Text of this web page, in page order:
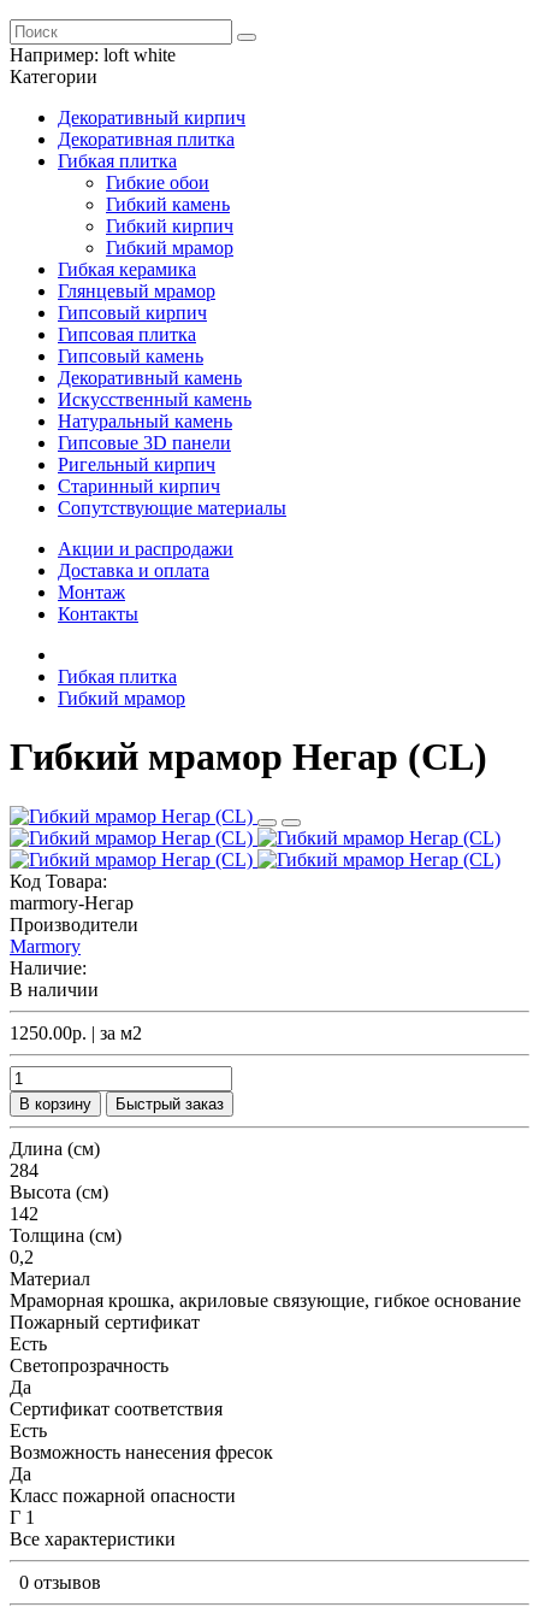
Например: loft white
Категории
Декоративный кирпич
Декоративная плитка
Гибкая плитка
Гибкие обои
Гибкий камень
Гибкий кирпич
Гибкий мрамор
Гибкая керамика
Глянцевый мрамор
Гипсовый кирпич
Гипсовая плитка
Гипсовый камень
Декоративный камень
Искусственный камень
Натуральный камень
Гипсовые 3D панели
Ригельный кирпич
Старинный кирпич
Сопутствующие материалы
Акции и распродажи
Доставка и оплата
Монтаж
Контакты
Гибкая плитка
Гибкий мрамор
Гибкий мрамор Негар (CL)
Код Товара:
marmory-Негар
Производители
Marmory
Наличие:
В наличии
1250.00р. | за м2
В корзину Быстрый заказ
Длина (см)
284
Высота (см)
142
Толщина (см)
0,2
Материал
Мраморная крошка, акриловые связующие, гибкое основание
Пожарный сертификат
Есть
Светопрозрачность
Да
Сертификат соответствия
Есть
Возможность нанесения фресок
Да
Класс пожарной опасности
Г 1
Все характеристики
0 отзывов